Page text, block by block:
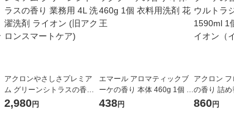
アクロンやさしさプレミア
ム グリーンシトラスの香り
業務用 4L 洗濯洗剤 ライオン
2,980円
エマール アロマティックブ
ーケの香り 本体 460g 1個 衣
料用洗剤 花王
438円
アクロン
の香り 詰め
ャンボサイ
860円